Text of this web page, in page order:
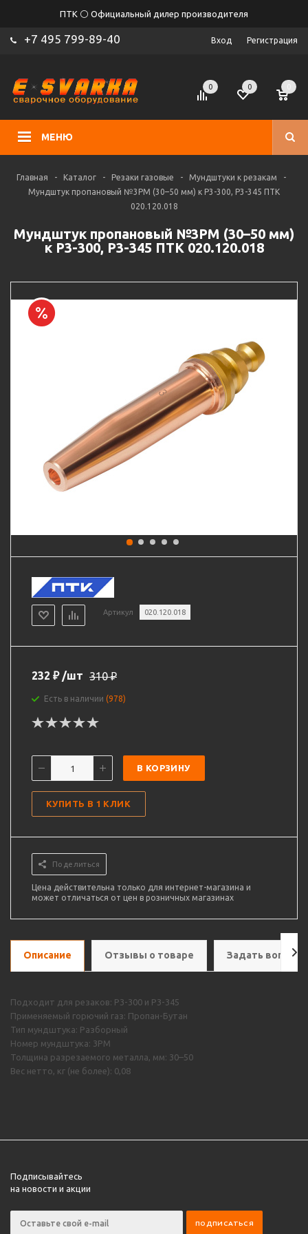
ПТК ⚪ Официальный дилер производителя
+7 495 799-89-40 Вход Регистрация
МЕНЮ
0 0
Главная - Каталог - Резаки газовые - Мундштуки к резакам
-
Мундштук пропановый №3PM (30–50 мм) к Р3-300, Р3-345 ПТК
020.120.018
Мундштук пропановый №3PM (30–50 мм)
к Р3-300, Р3-345 ПТК 020.120.018
Артикул 020.120.018
232 ₽ /шт 310₽
Есть в наличии (978)
В КОРЗИНУ
КУПИТЬ В 1 КЛИК
Поделиться
Цена действительна только для интернет-магазина и
может отличаться от цен в розничных магазинах
Описание Отзывы о товаре Задать вопрос
Подходит для резаков: Р3-300 и Р3-345
Применяемый горючий газ: Пропан-Бутан
Тип мундштука: Разборный
Номер мундштука: 3PM
Толщина разрезаемого металла, мм: 30–50
Вес нетто, кг (не более): 0,08
Подписывайтесь
на новости и акции